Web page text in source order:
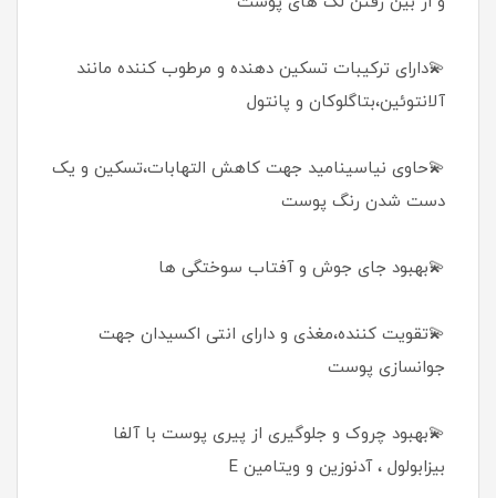
💫دارای ترکیبات تسکین دهنده و مرطوب کننده مانند
آلانتوئین،بتاگلوکان و پانتول
💫حاوی نیاسینامید جهت کاهش التهابات،تسکین و یک
دست شدن رنگ پوست
💫بهبود جای جوش و آفتاب سوختگی ها
💫تقویت کننده،مغذی و دارای انتی اکسیدان جهت
جوانسازی پوست
💫بهبود چروک و جلوگیری از پیری پوست با آلفا
بیزابولول ، آدنوزین و ویتامین E